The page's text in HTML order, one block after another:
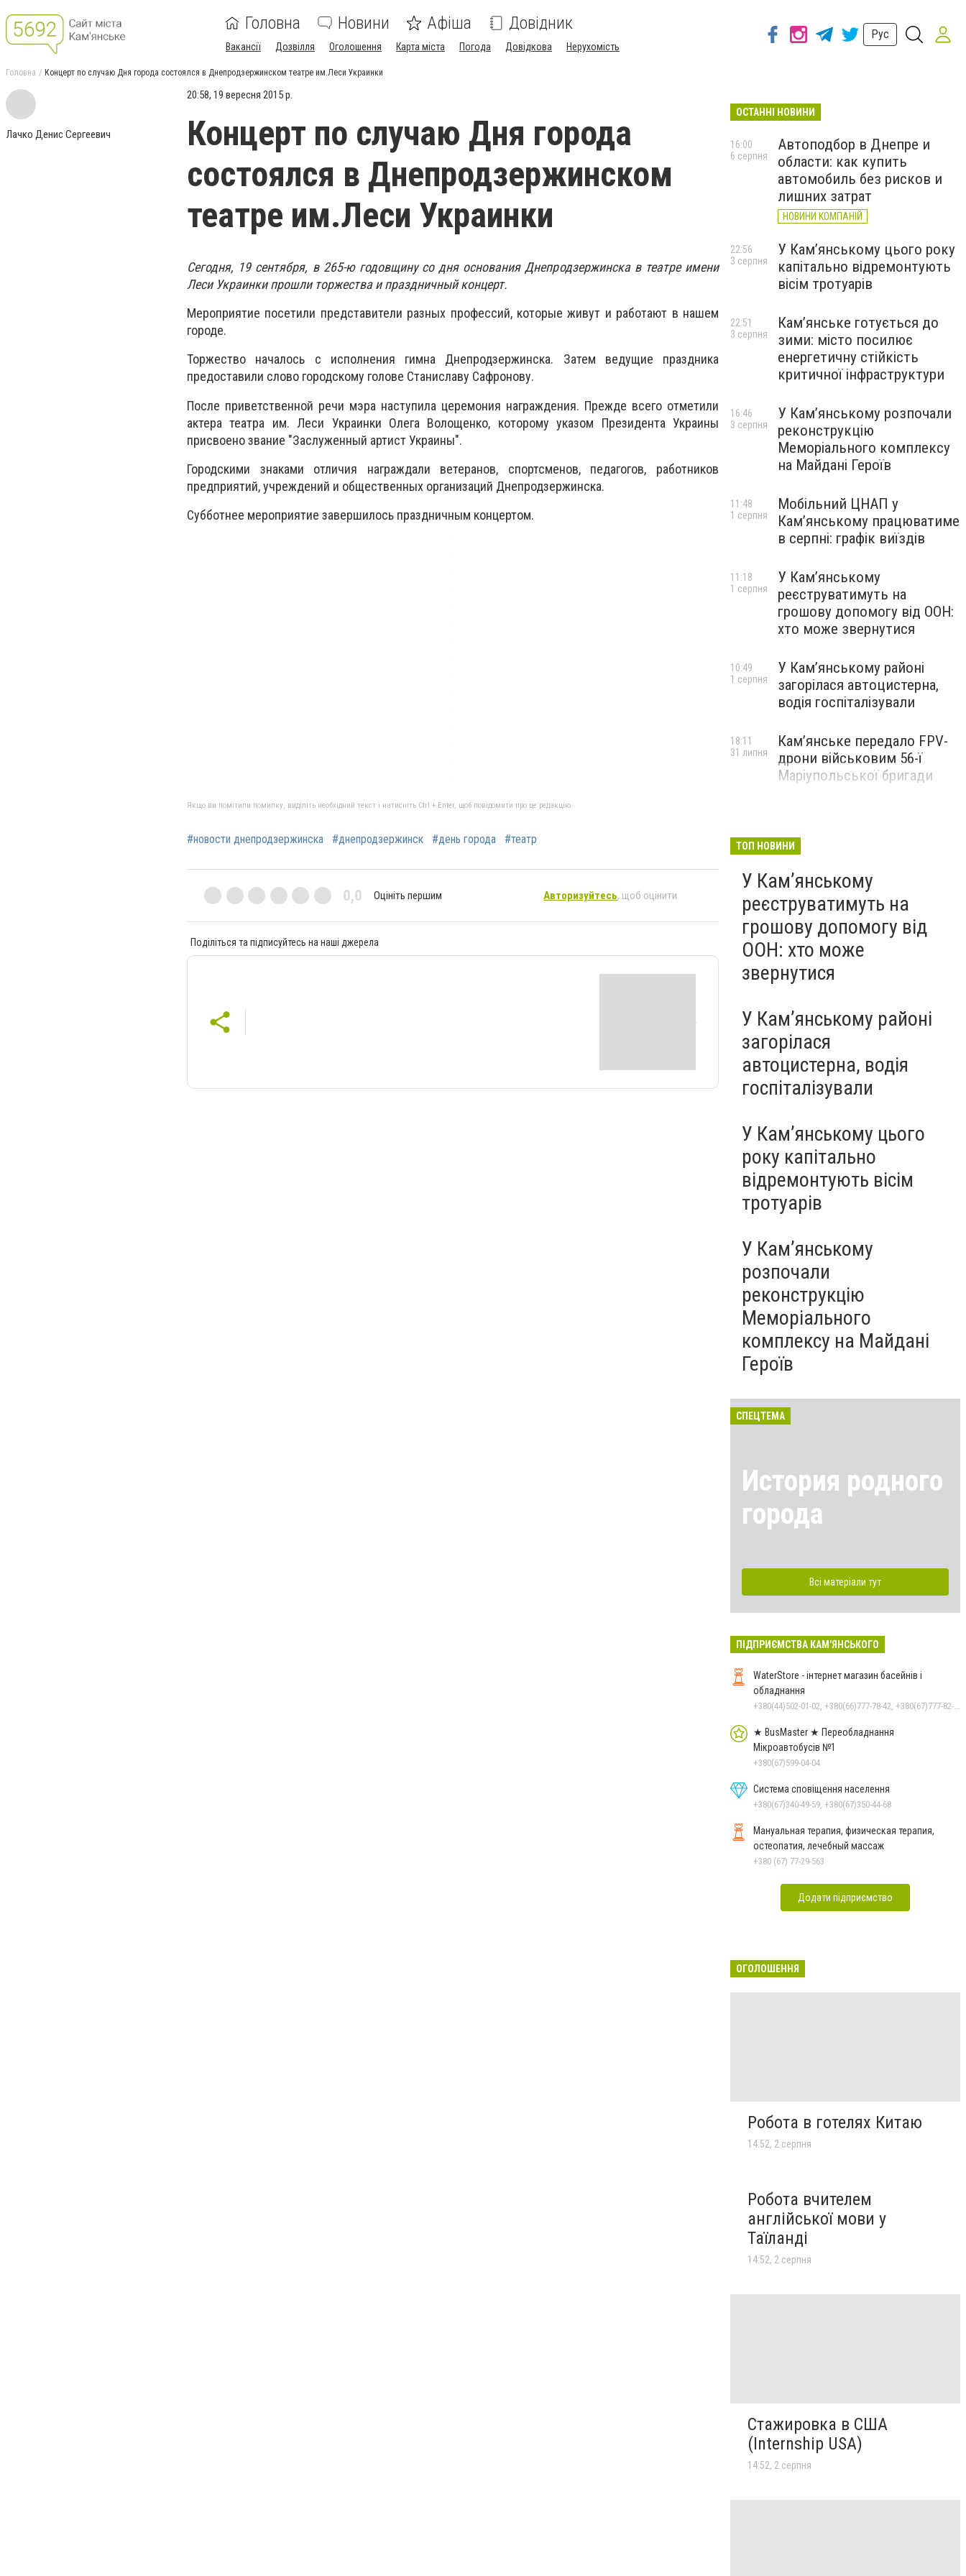
Головна Новини Афіша Довідник
Вакансії Дозвілля Оголошення Карта міста Погода Довідкова Нерухомість
Рус
Головна Концерт по случаю Дня города состоялся в Днепродзержинском театре им.Леси Украинки
Лачко Денис Сергеевич
20:58, 19 вересня 2015 р.
Концерт по случаю Дня города
состоялся в Днепродзержинском
театре им.Леси Украинки
Сегодня, 19 сентября, в 265-ю годовщину со дня основания Днепродзержинска в театре имени
Леси Украинки прошли торжества и праздничный концерт.
Мероприятие посетили представители разных профессий, которые живут и работают в нашем
городе.
Торжество началось с исполнения гимна Днепродзержинска. Затем ведущие праздника
предоставили слово городскому голове Станиславу Сафронову.
После приветственной речи мэра наступила церемония награждения. Прежде всего отметили
актера театра им. Леси Украинки Олега Волощенко, которому указом Президента Украины
присвоено звание "Заслуженный артист Украины".
Городскими знаками отличия награждали ветеранов, спортсменов, педагогов, работников
предприятий, учреждений и общественных организаций Днепродзержинска.
Субботнее мероприятие завершилось праздничным концертом.
Якщо ви помітили помилку, виділіть необхідний текст і натисніть Ctrl + Enter, щоб повідомити про це редакцію
#новости днепродзержинска #днепродзержинск #день города #театр
0,0 Оцініть першим Авторизуйтесь, щоб оцінити
Поділіться та підписуйтесь на наші джерела
ОСТАННІ НОВИНИ
Автоподбор в Днепре и
области: как купить
автомобиль без рисков и
лишних затрат
НОВИНИ КОМПАНІЙ
16:00
6 серпня
У Кам’янському цього року
капітально відремонтують
вісім тротуарів
22:56
3 серпня
Кам’янське готується до
зими: місто посилює
енергетичну стійкість
критичної інфраструктури
22:51
3 серпня
У Кам’янському розпочали
реконструкцію
Меморіального комплексу
на Майдані Героїв
16:46
3 серпня
Мобільний ЦНАП у
Кам’янському працюватиме
в серпні: графік виїздів
11:48
1 серпня
У Кам’янському
реєструватимуть на
грошову допомогу від ООН:
хто може звернутися
11:18
1 серпня
У Кам’янському районі
загорілася автоцистерна,
водія госпіталізували
10:49
1 серпня
Кам’янське передало FPV-
дрони військовим 56-ї
Маріупольської бригади
18:11
31 липня
ТОП НОВИНИ
У Кам’янському
реєструватимуть на
грошову допомогу від
ООН: хто може
звернутися
У Кам’янському районі
загорілася
автоцистерна, водія
госпіталізували
У Кам’янському цього
року капітально
відремонтують вісім
тротуарів
У Кам’янському
розпочали
реконструкцію
Меморіального
комплексу на Майдані
Героїв
СПЕЦТЕМА
История родного
города
Всі матеріали тут
ПІДПРИЄМСТВА КАМ'ЯНСЬКОГО
WaterStore - інтернет магазин басейнів і
обладнання
★ BusMaster ★ Переобладнання
Мікроавтобусів №1
+380(67)599-04-04
Система сповіщення населення
+380(67)340-49-59, +380(67)350-44-68
Мануальная терапия, физическая терапия,
остеопатия, лечебный массаж
+380 (67) 77-29-563
Додати підприємство
ОГОЛОШЕННЯ
Робота в готелях Китаю
14:52, 2 серпня
Робота вчителем
англійської мови у
Таїланді
14:52, 2 серпня
Стажировка в США
(Internship USA)
14:52, 2 серпня